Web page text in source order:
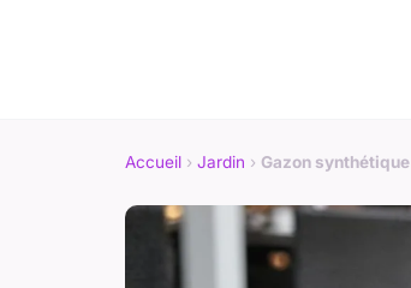
Accueil › Jardin › Gazon